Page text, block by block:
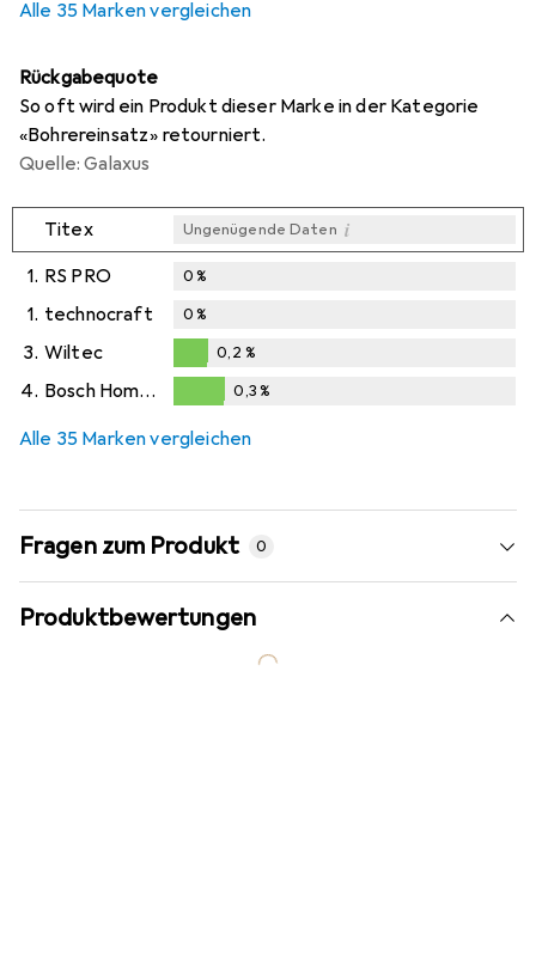
Alle 35 Marken vergleichen
Rückgabequote
So oft wird ein Produkt dieser Marke in der Kategorie
«Bohrereinsatz» retourniert.
Quelle: Galaxus
Titex Ungenügende Daten i
1. RS PRO 0%
1. technocraft 0%
3. Wiltec
0,2%
0,2 %
4. Bosch Home & Garden 0,3%
Alle 35 Marken vergleichen
Fragen zum Produkt 0
Produktbewertungen